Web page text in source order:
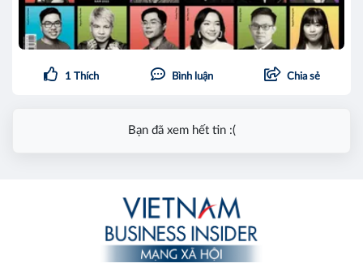
1 Thích Bình luận Chia sẻ
Bạn đã xem hết tin :(